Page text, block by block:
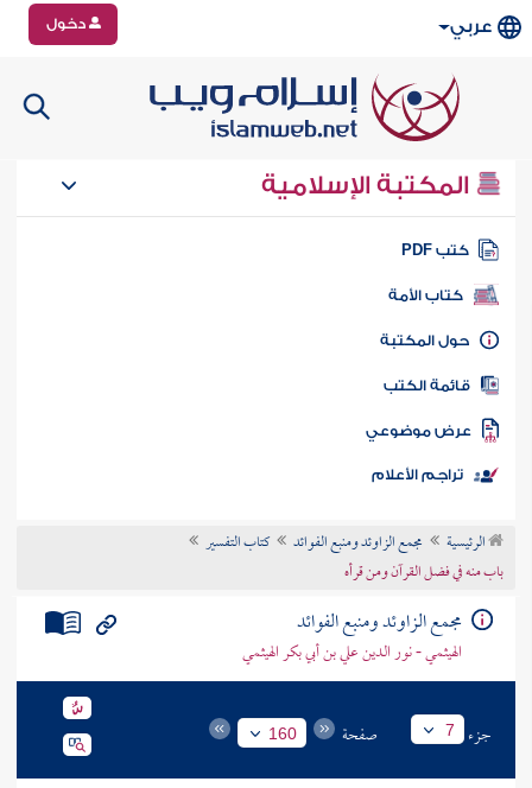
عربي دخول
المكتبة الإسلامية
كتب PDF
كتاب الأمة
المكتبة
الكتب
موضوعي
تراجم الأعلام
الرئيسية مجمع الزاوئد ومنبع الفوائد
كتاب التفسير
باب منه في فضل القرآن ومن قرأه
مجمع الزاوئد ومنبع الفوائد
الهيثمي - نور الدين علي بن أبي بكر الهيثمي
جزء 7 صفحة 160